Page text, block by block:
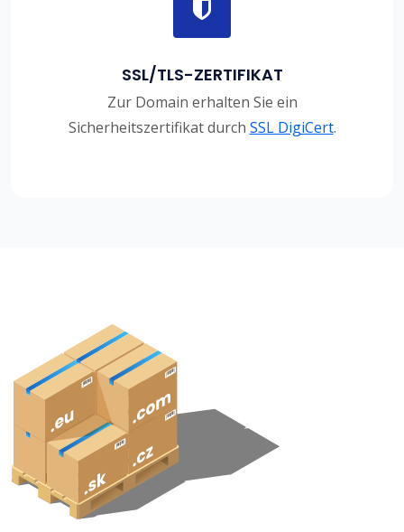
SSL/TLS-ZERTIFIKAT
Zur Domain erhalten Sie ein
Sicherheitszertifikat durch SSL DigiCert.